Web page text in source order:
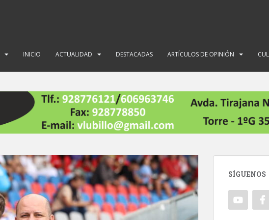
INICIO ACTUALIDAD DESTACADAS ARTÍCULOS DE OPINIÓN
SÍGUENOS